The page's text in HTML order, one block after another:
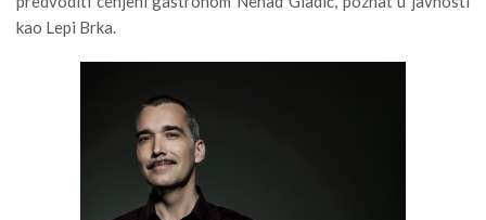
kao Lepi Brka.